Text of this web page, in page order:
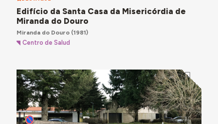
Edifício da Santa Casa da Misericórdia de
Miranda do Douro
Miranda do Douro(1981)
Centro de Salud